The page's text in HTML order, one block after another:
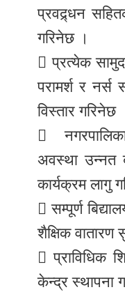
प्रवद्र्धन
गरिनेछ ।
 प्रत्येक
परामर्श र नर्स
विस्तार गरिनेछ

अवस्था उन्नत
कार्यक्रम लागु
 सम्पूर्ण
शैक्षिक वातारण
 प्राविधिक
केन्द्र स्थापना